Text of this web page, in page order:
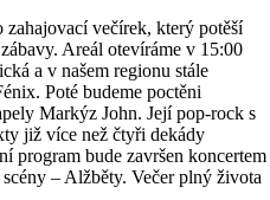
zahajovací večírek, který potěší
Areál otevíráme v 15:00
a v našem regionu stále
Poté budeme poctěni
Markýz John. Její pop-rock s
již více než čtyři dekády
program bude završen koncertem
– Alžběty. Večer plný života